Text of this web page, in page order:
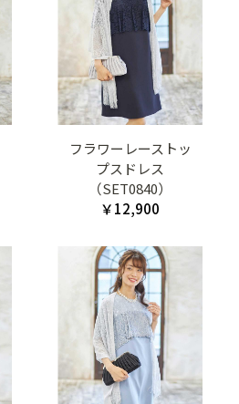
フラワーレーストッ
プスドレス
（SET0840）
￥12,900